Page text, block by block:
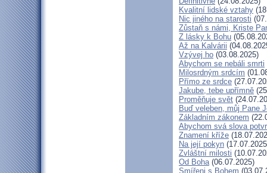
Kvalitní lidské vztahy
Nic jiného na starosti
Zůstaň s námi, Kriste
Z lásky k Bohu
Až na Kalvárii
Vzývej ho (03.08.2025)
Abychom se nebáli smrti
Milosrdným srdcím
Přímo ze srdce
Jakube, tebe upřímně
Proměňuje svět
Buď veleben, můj Pane
Základním zákonem
Abychom svá slova
Znamení kříže
Na její pokyn
Zvláštní milosti
Od Boha(06.07.2025)
Smířeni s Bohem